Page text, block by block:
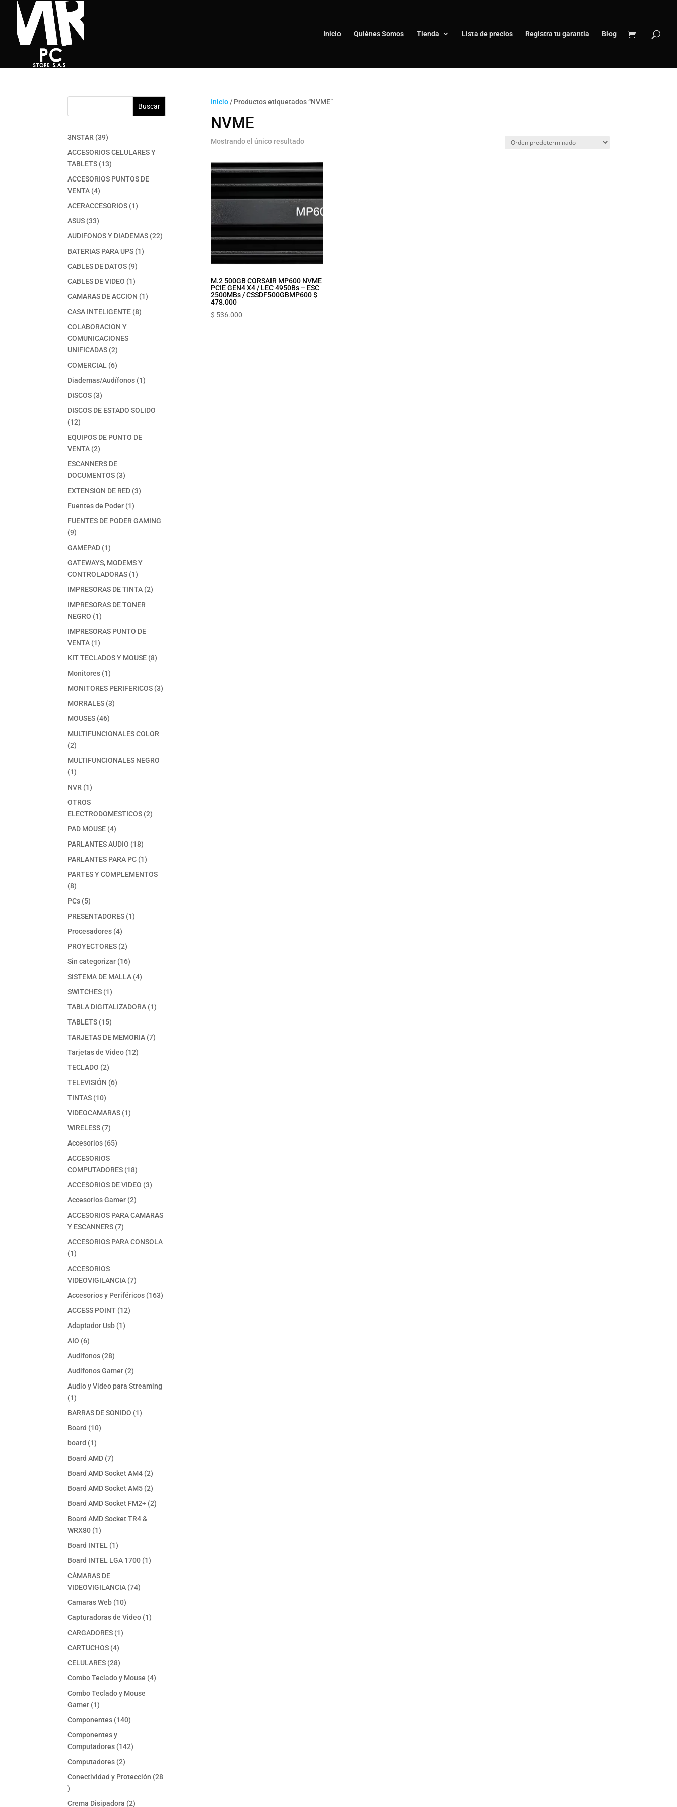
Inicio Quiénes Somos Tienda Lista de precios Registra tu garantia Blog
Inicio/ Productos etiquetados “NVME”
NVME
Mostrando el único resultado
M.2 500GB CORSAIR MP600 NVME
PCIE GEN4 X4 / LEC 4950Bs – ESC
2500MBs / CSSDF500GBMP600 $
478.000
$ 536.000
Buscar
3NSTAR 3939
productos
ACCESORIOS CELULARES Y
TABLETS 1313
productos
ACCESORIOS PUNTOS DE
VENTA 44
productos
ACERACCESORIOS 11
ASUS 3333
productos
AUDIFONOS Y DIADEMAS 2222
BATERIAS PARA UPS 11
CABLES DE DATOS 99
CABLES DE VIDEO 11
producto
CAMARAS DE ACCION 11
CASA INTELIGENTE 88
COLABORACION Y
COMUNICACIONES
UNIFICADAS 22
productos
COMERCIAL 66
productos
Diademas/Audífonos 11
DISCOS 33
productos
DISCOS DE ESTADO SOLIDO
1212
productos
EQUIPOS DE PUNTO DE
VENTA 22
productos
ESCANNERS DE
DOCUMENTOS 33
productos
EXTENSION DE RED 33
Fuentes de Poder 11
producto
FUENTES DE PODER GAMING
99
productos
GAMEPAD 11
producto
GATEWAYS, MODEMS Y
CONTROLADORAS 11
producto
IMPRESORAS DE TINTA 22
IMPRESORAS DE TONER
NEGRO
11
producto
IMPRESORAS PUNTO DE
VENTA 11
producto
KIT TECLADOS Y MOUSE 88
Monitores 11
producto
MONITORES PERIFERICOS 33
MORRALES 33
MOUSES 4646
productos
MULTIFUNCIONALES COLOR
22
productos
MULTIFUNCIONALES NEGRO
11
producto
NVR 11
producto
OTROS
ELECTRODOMESTICOS 22
PAD MOUSE 44
productos
PARLANTES AUDIO 1818
productos
PARLANTES PARA PC 11
producto
PARTES Y COMPLEMENTOS
88
productos
PCs 55
productos
PRESENTADORES 11
Procesadores 44
productos
PROYECTORES 22
productos
Sin categorizar 1616
productos
SISTEMA DE MALLA 44
SWITCHES 11
producto
TABLA DIGITALIZADORA 11
TABLETS 1515
productos
TARJETAS DE MEMORIA 77
Tarjetas de Video 1212
TECLADO 22
productos
TELEVISIÓN 66
TINTAS 1010
productos
VIDEOCAMARAS 11
WIRELESS 77
productos
Accesorios 6565
ACCESORIOS
COMPUTADORES 1818
productos
ACCESORIOS DE VIDEO 33
Accesorios Gamer 22
productos
ACCESORIOS PARA CAMARAS
Y ESCANNERS 77
productos
ACCESORIOS PARA CONSOLA
11
producto
ACCESORIOS
VIDEOVIGILANCIA 77
productos
Accesorios y Periféricos 163163
ACCESS POINT 1212
Adaptador Usb 11
AIO 66
productos
Audifonos 2828
productos
Audifonos Gamer 22
productos
Audio y Video para Streaming
11
producto
BARRAS DE SONIDO 11
Board 1010
board 11
producto
Board AMD 77
productos
Board AMD Socket AM4 22
productos
Board AMD Socket AM5 22
productos
Board AMD Socket FM2+ 22
Board AMD Socket TR4 &
WRX80 11
producto
Board INTEL 11
producto
Board INTEL LGA 1700 11
CÁMARAS DE
VIDEOVIGILANCIA 7474
Camaras Web 1010
productos
Capturadoras de Video 11
CARGADORES 11
CARTUCHOS 44
productos
CELULARES 2828
productos
Combo Teclado y Mouse 44
Combo Teclado y Mouse
Gamer 11
producto
Componentes 140140
Componentes y
Computadores 142142
Computadores 22
productos
Conectividad y Protección 28
28
productos
Crema Disipadora 22